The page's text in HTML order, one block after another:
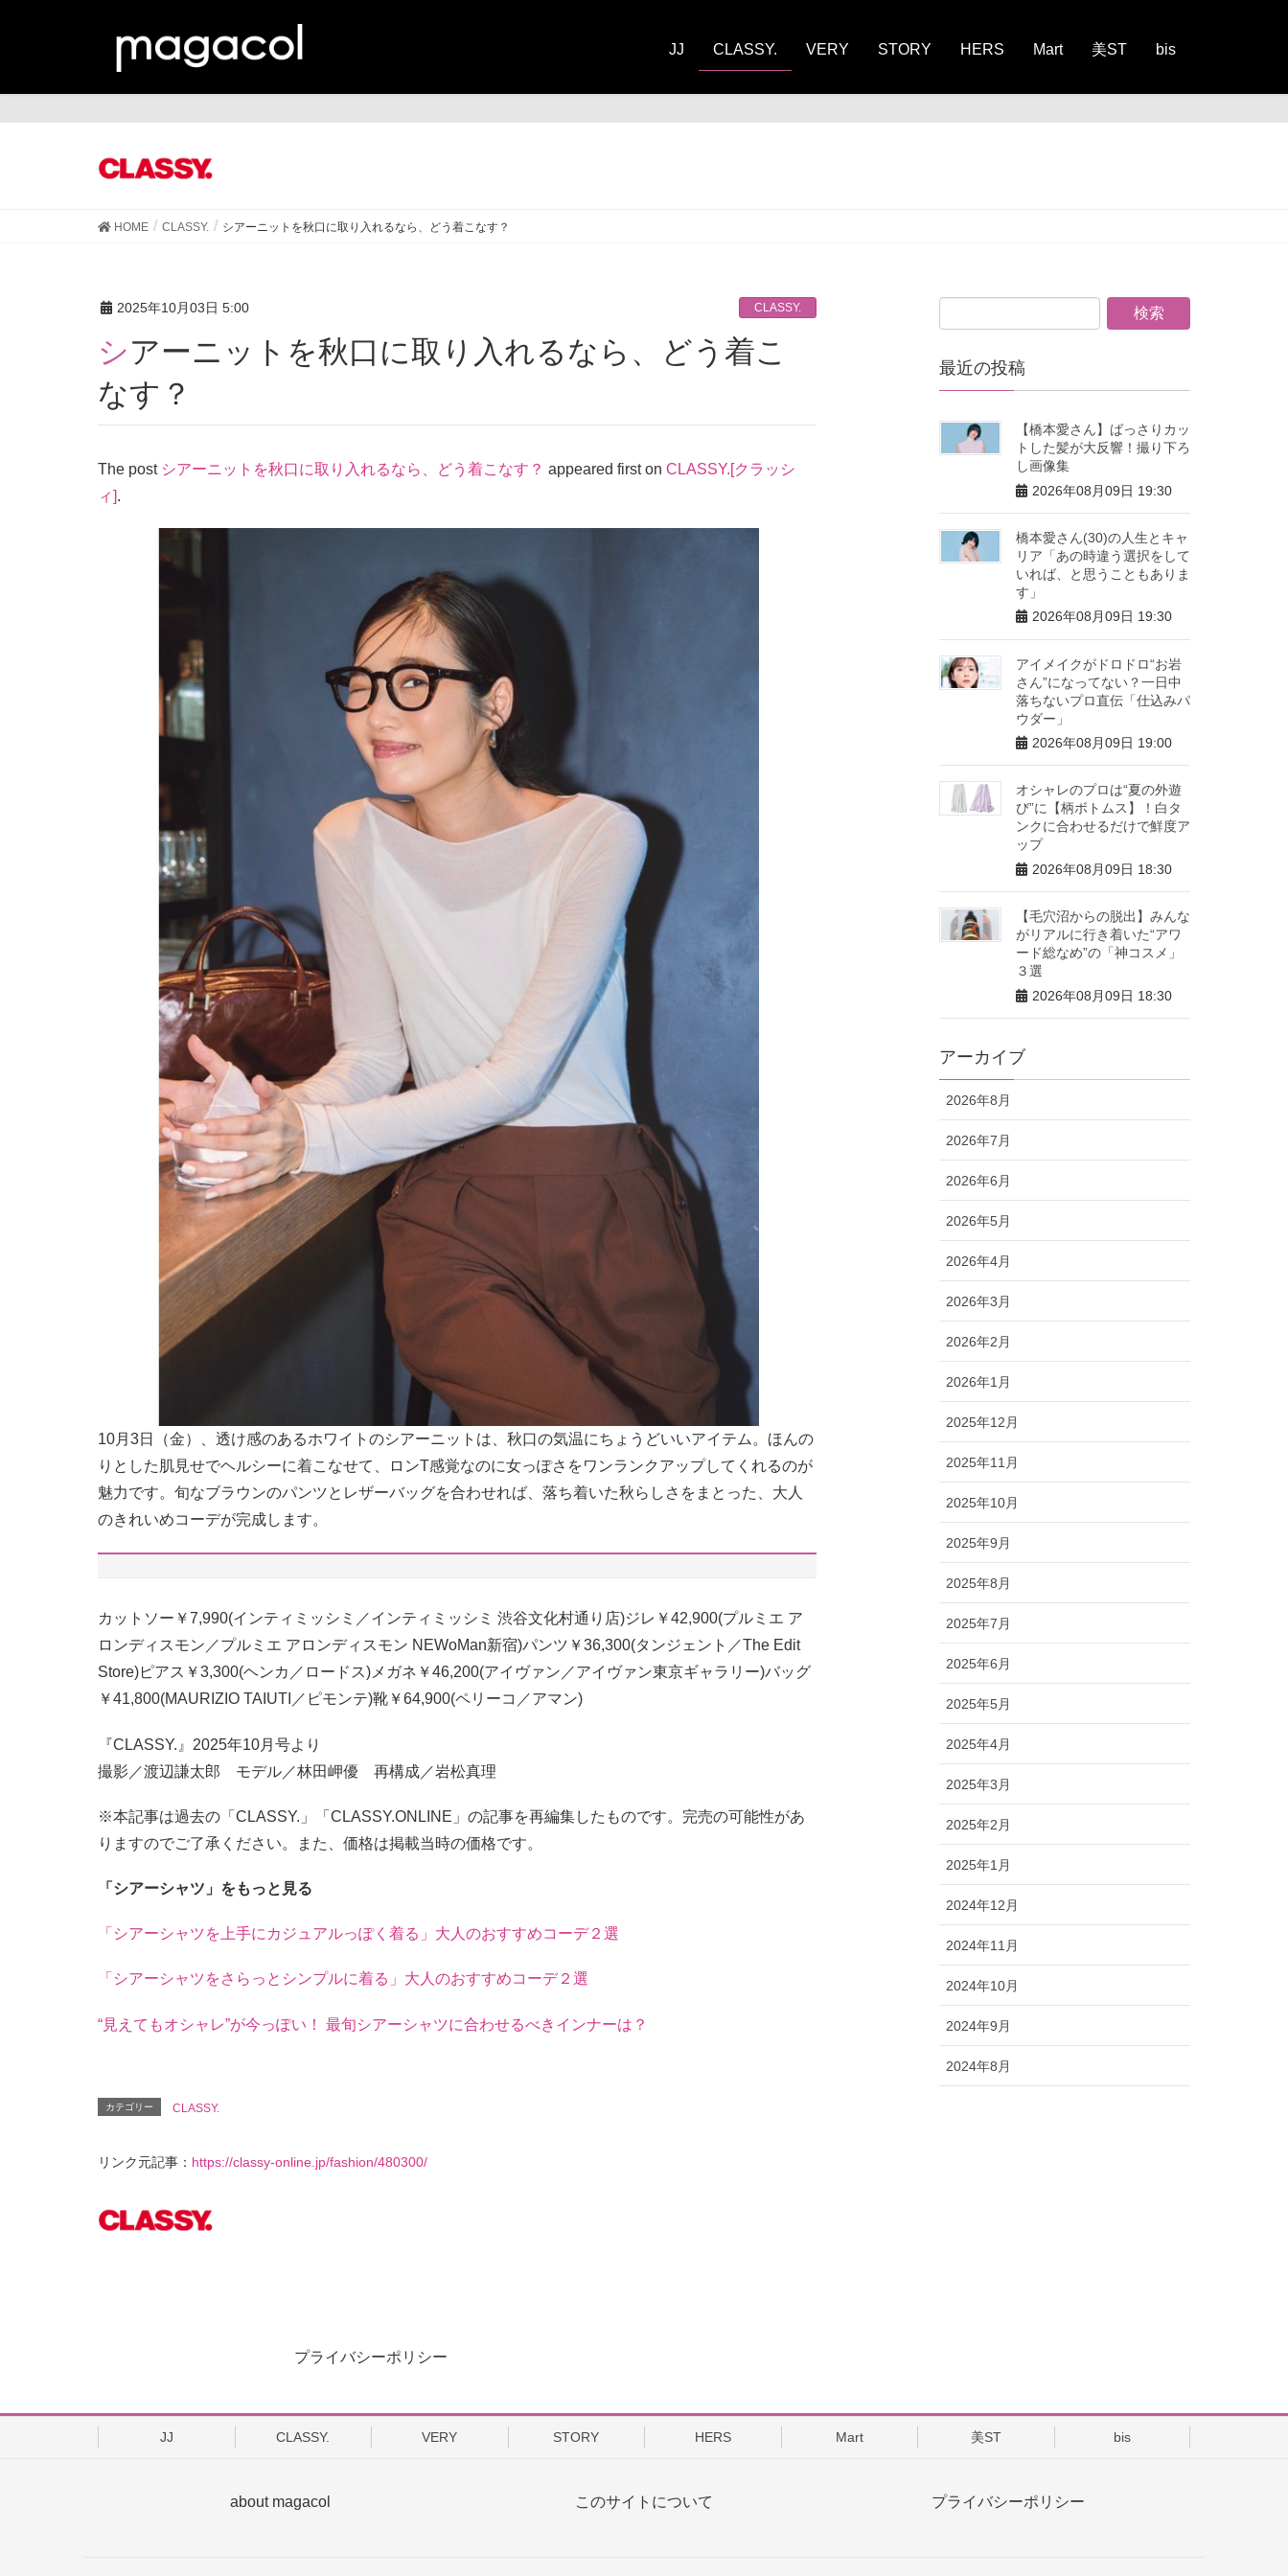
JJ CLASSY. VERY STORY HERS Mart 美ST bis
HOME CLASSY. シアーニットを秋口に取り入れるなら、どう着こなす？
2025年10月03日 5:00 CLASSY.
シアーニットを秋口に取り入れるなら、どう着こ
なす？
The post シアーニットを秋口に取り入れるなら、どう着こなす？ appeared first on CLASSY.[クラッシ
ィ].
10月3日（金）、透け感のあるホワイトのシアーニットは、秋口の気温にちょうどいいアイテム。ほんの
りとした肌見せでヘルシーに着こなせて、ロンT感覚なのに女っぽさをワンランクアップしてくれるのが
魅力です。旬なブラウンのパンツとレザーバッグを合わせれば、落ち着いた秋らしさをまとった、大人
のきれいめコーデが完成します。
カットソー￥7,990(インティミッシミ／インティミッシミ 渋谷文化村通り店)ジレ￥42,900(プルミエ ア
ロンディスモン／プルミエ アロンディスモン NEWoMan新宿)パンツ￥36,300(タンジェント／The Edit
Store)ピアス￥3,300(ヘンカ／ロードス)メガネ￥46,200(アイヴァン／アイヴァン東京ギャラリー)バッグ
￥41,800(MAURIZIO TAIUTI／ピモンテ)靴￥64,900(ペリーコ／アマン)
『CLASSY.』2025年10月号より
撮影／渡辺謙太郎 モデル／林田岬優 再構成／岩松真理
※本記事は過去の「CLASSY.」「CLASSY.ONLINE」の記事を再編集したものです。完売の可能性があ
りますのでご了承ください。また、価格は掲載当時の価格です。
「シアーシャツ」をもっと見る
「シアーシャツを上手にカジュアルっぽく着る」大人のおすすめコーデ２選
「シアーシャツをさらっとシンプルに着る」大人のおすすめコーデ２選
“見えてもオシャレ”が今っぽい！ 最旬シアーシャツに合わせるべきインナーは？
カテゴリー CLASSY.
リンク元記事： https://classy-online.jp/fashion/480300/
最近の投稿
【橋本愛さん】ばっさりカッ
トした髪が大反響！撮り下ろ
し画像集
2026年08月09日 19:30
橋本愛さん(30)の人生とキャ
リア「あの時違う選択をして
いれば、と思うこともありま
す」
2026年08月09日 19:30
アイメイクがドロドロ“お岩
さん”になってない？一日中
落ちないプロ直伝「仕込みパ
ウダー」
2026年08月09日 19:00
オシャレのプロは“夏の外遊
び”に【柄ボトムス】！白タ
ンクに合わせるだけで鮮度ア
ップ
2026年08月09日 18:30
【毛穴沼からの脱出】みんな
がリアルに行き着いた“アワ
ード総なめ”の「神コスメ」
３選
2026年08月09日 18:30
アーカイブ
2026年8月
2026年7月
2026年6月
2026年5月
2026年4月
2026年3月
2026年2月
2026年1月
2025年12月
2025年11月
2025年10月
2025年9月
2025年8月
2025年7月
2025年6月
2025年5月
2025年4月
2025年3月
2025年2月
2025年1月
2024年12月
2024年11月
2024年10月
2024年9月
2024年8月
プライバシーポリシー
JJ CLASSY. VERY STORY HERS Mart 美ST bis
about magacol このサイトについて プライバシーポリシー